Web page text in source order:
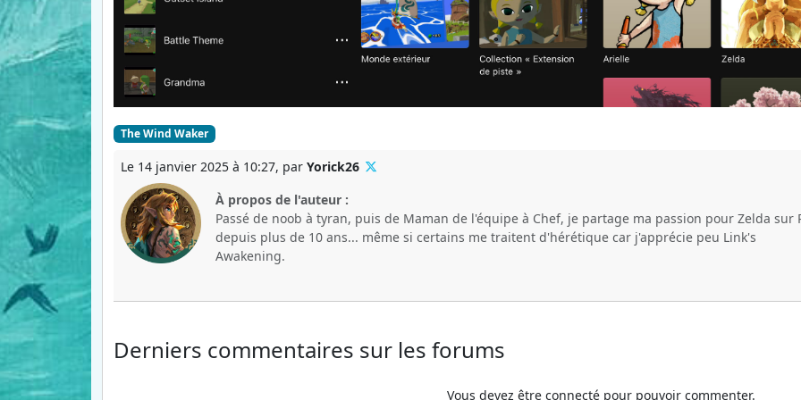
The Wind Waker
Le 14 janvier 2025 à 10:27, par Yorick26
À propos de l'auteur :
Passé de noob à tyran, puis de Maman de l'équipe à Chef, je partage ma passion pour Zelda sur
depuis plus de 10 ans... même si certains me traitent d'hérétique car j'apprécie peu Link's
Awakening.
Derniers commentaires sur les forums
Vous devez être connecté pour pouvoir commenter.